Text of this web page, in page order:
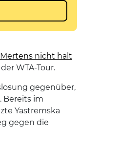
nicht halt
WTA-Tour.
gegenüber,
Bereits im
Yastremska
gegen die